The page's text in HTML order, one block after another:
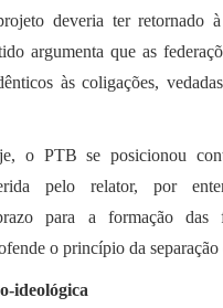
deveria ter retornado
argumenta que as
às coligações,
o PTB se posicionou
pelo relator, por
para a formação das
o princípio da separação
ideológica